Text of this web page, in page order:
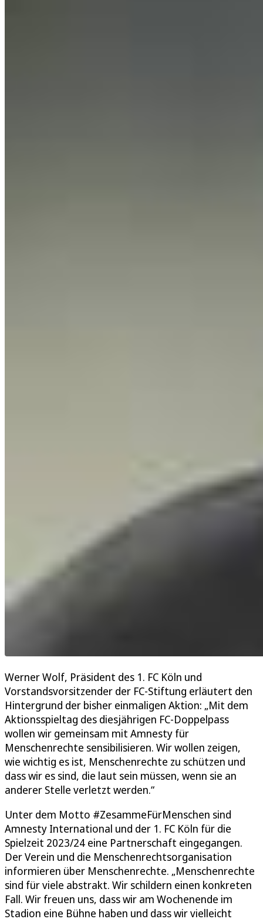
Werner Wolf, Präsident des 1. FC Köln und
Vorstandsvorsitzender der FC-Stiftung erläutert den
Hintergrund der bisher einmaligen Aktion: „Mit dem
Aktionsspieltag des diesjährigen FC-Doppelpass
wollen wir gemeinsam mit Amnesty für
Menschenrechte sensibilisieren. Wir wollen zeigen,
wie wichtig es ist, Menschenrechte zu schützen und
dass wir es sind, die laut sein müssen, wenn sie an
anderer Stelle verletzt werden.“
Unter dem Motto #ZesammeFürMenschen sind
Amnesty International und der 1. FC Köln für die
Spielzeit 2023/24 eine Partnerschaft eingegangen.
Der Verein und die Menschenrechtsorganisation
informieren über Menschenrechte. „Menschenrechte
sind für viele abstrakt. Wir schildern einen konkreten
Fall. Wir freuen uns, dass wir am Wochenende im
Stadion eine Bühne haben und dass wir vielleicht